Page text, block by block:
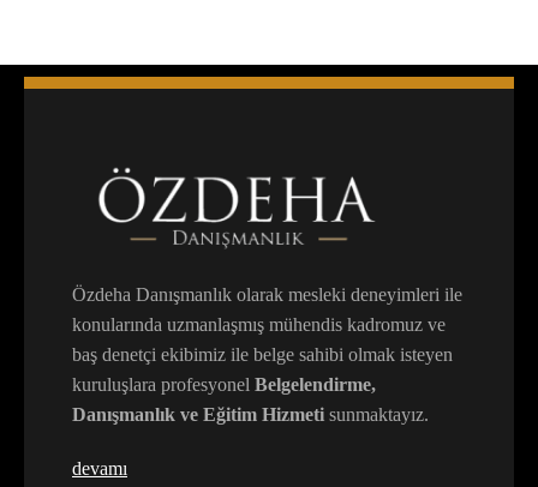
Özdeha Danışmanlık olarak mesleki deneyimleri ile
konularında uzmanlaşmış mühendis kadromuz ve
baş denetçi ekibimiz ile belge sahibi olmak isteyen
kuruluşlara profesyonel Belgelendirme,
Danışmanlık ve Eğitim Hizmeti sunmaktayız.
devamı